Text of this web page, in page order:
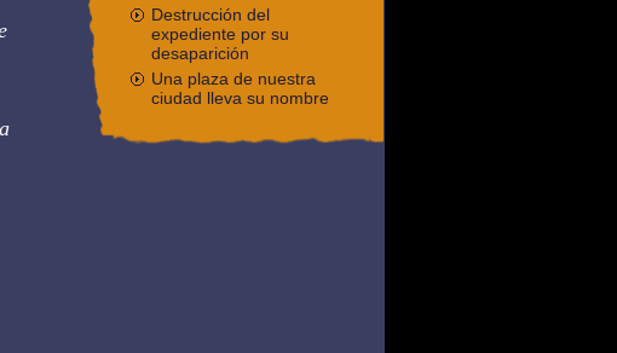
Destrucción del
expediente por su
desaparición
Una plaza de nuestra
ciudad lleva su nombre